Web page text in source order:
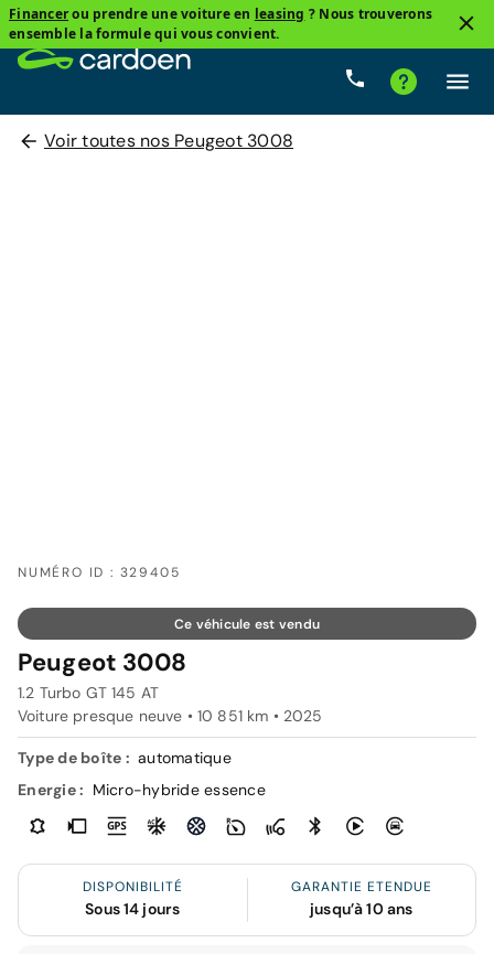
Financerou prendre une voiture en leasing ? Nous trouverons
ensemble la formule qui vous convient.
Voir toutes nos Peugeot 3008
NUMÉRO ID : 329405
Ce véhicule est vendu
Peugeot 3008
1.2 Turbo GT 145 AT
Voiture presque neuve • 10 851 km • 2025
Type de boîte : automatique
Energie : Micro-hybride essence
DISPONIBILITÉ
Sous 14 jours
GARANTIE ETENDUE
jusqu’à 10 ans